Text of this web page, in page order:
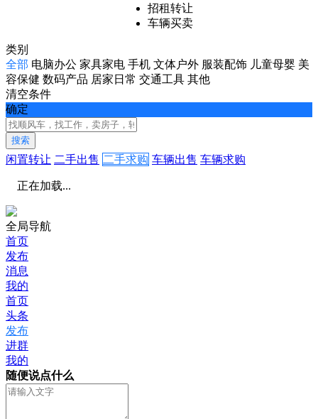
招租转让
车辆买卖
类别
全部 电脑办公 家具家电 手机 文体户外 服装配饰 儿童母婴 美
容保健 数码产品 居家日常 交通工具 其他
清空条件
确定
搜索
闲置转让 二手出售 二手求购 车辆出售 车辆求购
正在加载...
全局导航
首页
发布
消息
我的
首页
头条
发布
进群
我的
随便说点什么